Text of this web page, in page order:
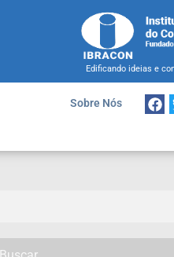
Edificando ideias e
Sobre Nós